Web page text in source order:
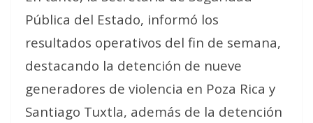
Pública del Estado, informó los
resultados operativos del fin de semana,
destacando la detención de nueve
generadores de violencia en Poza Rica y
Santiago Tuxtla, además de la detención